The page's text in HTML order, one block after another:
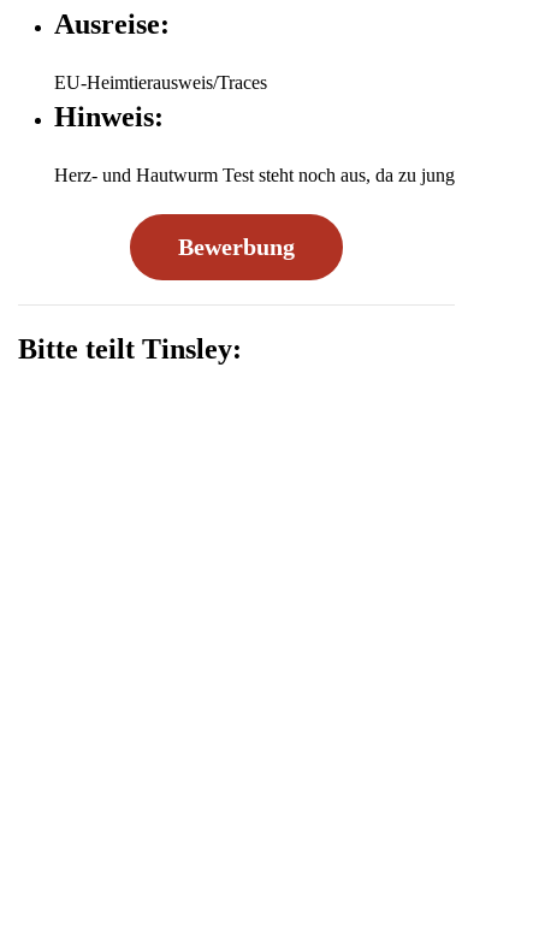
Ausreise:
EU-Heimtierausweis/Traces
Hinweis:
Herz- und Hautwurm Test steht noch aus, da zu jung
Bewerbung
Bitte teilt Tinsley: